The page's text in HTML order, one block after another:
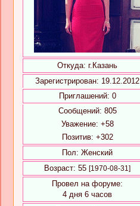
Откуда: г.Казань
Зарегистрирован: 19.12.2012
Приглашений: 0
Сообщений: 805
Уважение: +58
Позитив: +302
Пол: Женский
Возраст: 55 [1970-08-31]
Провел на форуме:
4 дня 6 часов